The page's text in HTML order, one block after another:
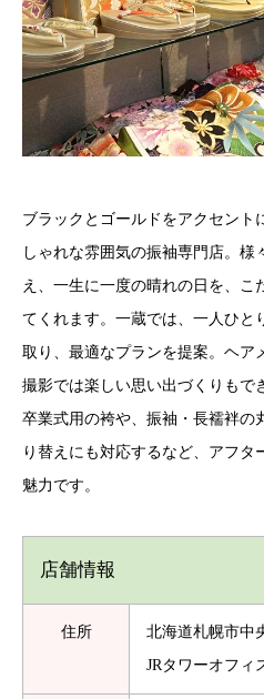
ブラックとゴールドをアクセント
しゃれな雰囲気の振袖専門店。
え、一生に一度の晴れの日を、こ
てくれます。一蔵では、一人ひと
取り、最適なプランを提案。ヘア
撮影では楽しい思い出づくりもで
卒業式用の袴や、振袖・長襦袢の
り替えにも対応するなど、アフタ
魅力です。
店舗情報
住所
北海道札幌市中
JRタワーオフィ